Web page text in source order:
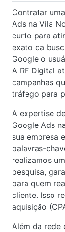
Contratar
Ads na Vila
curto para
exato da
Google o
A RF Digital
campanhas
tráfego para
A expertise
Google Ads
sua empresa
palavras-
realizamos
pesquisa,
para quem
cliente. Isso
aquisição
Além da rede